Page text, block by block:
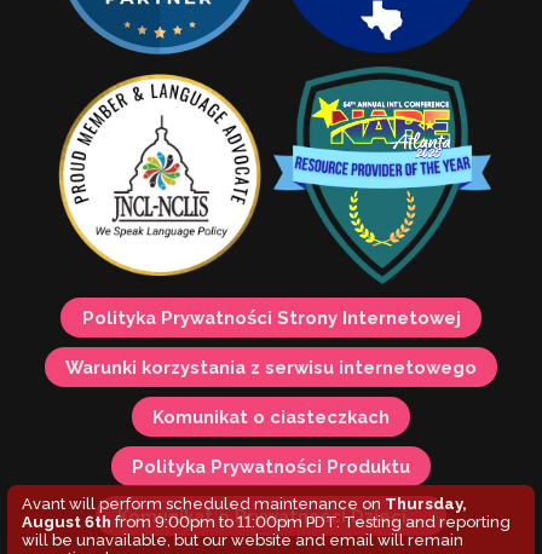
Polityka Prywatności Strony Internetowej
Warunki korzystania z serwisu internetowego
Komunikat o ciasteczkach
Polityka Prywatności Produktu
Komunikat o Prywatności Dzieci ...
Avant will perform scheduled maintenance on Thursday,
August 6th from 9:00pm to 11:00pm PDT. Testing and reporting
will be unavailable, but our website and email will remain